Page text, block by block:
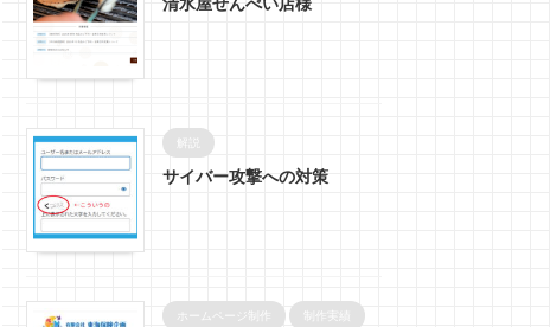
サイバー攻撃への対策
ホームページ制作 制作実績